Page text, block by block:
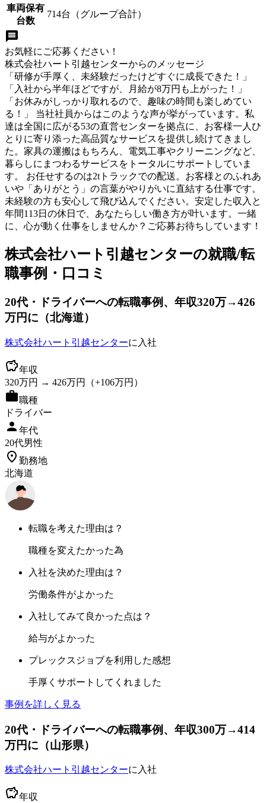
車両保有
台数
714台（グループ合計）
お気軽にご応募ください！
株式会社ハート引越センターからのメッセージ
「研修が手厚く、未経験だったけどすぐに成長できた！」
「入社から半年ほどですが、月給が8万円も上がった！」
「お休みがしっかり取れるので、趣味の時間も楽しめてい
る！」 当社社員からはこのような声が挙がっています。私
達は全国に広がる53の直営センターを拠点に、お客様一人ひ
とりに寄り添った高品質なサービスを提供し続けてきまし
た。家具の運搬はもちろん、電気工事やクリーニングなど、
暮らしにまつわるサービスをトータルにサポートしていま
す。 お任せするのは2tトラックでの配送。お客様とのふれあ
いや「ありがとう」の言葉がやりがいに直結する仕事です。
未経験の方も安心して飛び込んでください。安定した収入と
年間113日の休日で、あなたらしい働き方が叶います。一緒
に、心が動く仕事をしませんか？ご応募お待ちしています！
株式会社ハート引越センターの就職/転
職事例・口コミ
20代 ・ドライバーへの転職事例 、年収320万→426
万円に （北海道）
株式会社ハート引越センターに入社
年収
320万円 → 426万円 （+106万円）
職種
ドライバー
年代
20代男性
勤務地
北海道
転職を考えた理由は？
職種を変えたかった為
入社を決めた理由は？
労働条件がよかった
入社してみて良かった点は？
給与がよかった
プレックスジョブを利用した感想
手厚くサポートしてくれました
事例を詳しく見る
20代 ・ドライバーへの転職事例 、年収300万→414
万円に （山形県）
株式会社ハート引越センターに入社
年収